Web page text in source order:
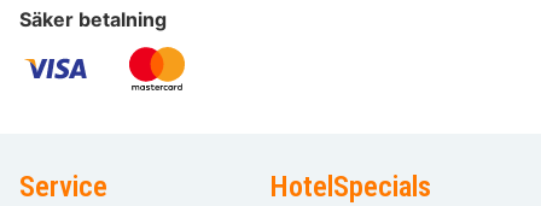
Säker betalning
Service HotelSpecials